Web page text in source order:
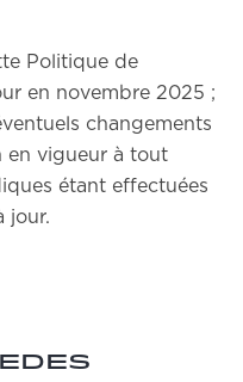
Politique de
en novembre 2025 ;
changements
en vigueur à tout
étant effectuées
jour.